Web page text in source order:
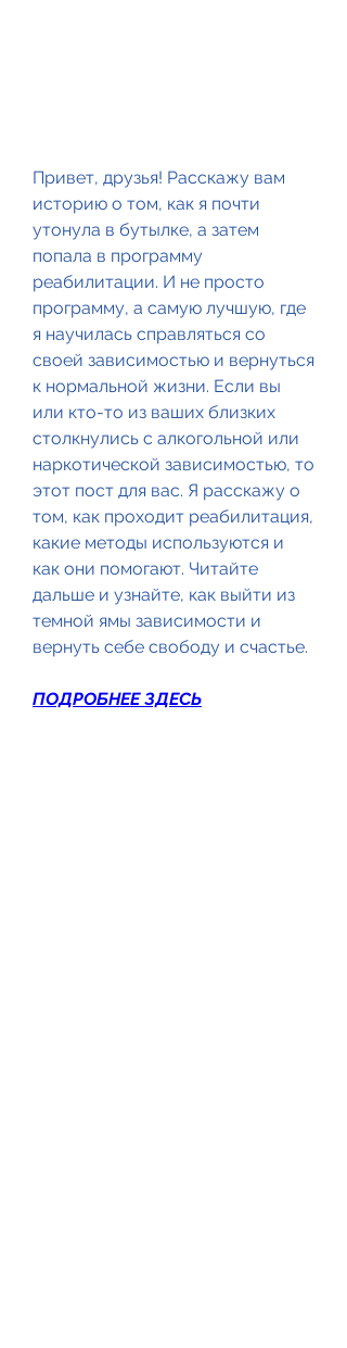
Привет, друзья! Расскажу вам
историю о том, как я почти
утонула в бутылке, а затем
попала в программу
реабилитации. И не просто
программу, а самую лучшую, где
я научилась справляться со
своей зависимостью и вернуться
к нормальной жизни. Если вы
или кто-то из ваших близких
столкнулись с алкогольной или
наркотической зависимостью, то
этот пост для вас. Я расскажу о
том, как проходит реабилитация,
какие методы используются и
как они помогают. Читайте
дальше и узнайте, как выйти из
темной ямы зависимости и
вернуть себе свободу и счастье.
ПОДРОБНЕЕ ЗДЕСЬ